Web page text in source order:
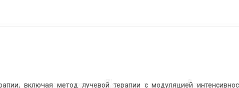
включая метод лучевой терапии с модуляцией